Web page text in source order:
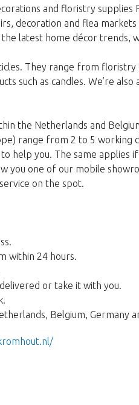
and floristry
decoration and flea
latest home décor trends,
They range from
such as candles. We’re
the Netherlands and
range from 2 to 5 working
help you. The same applies
you one of our mobile
on the spot.
within 24 hours.
or take it with you.
Belgium, Germany